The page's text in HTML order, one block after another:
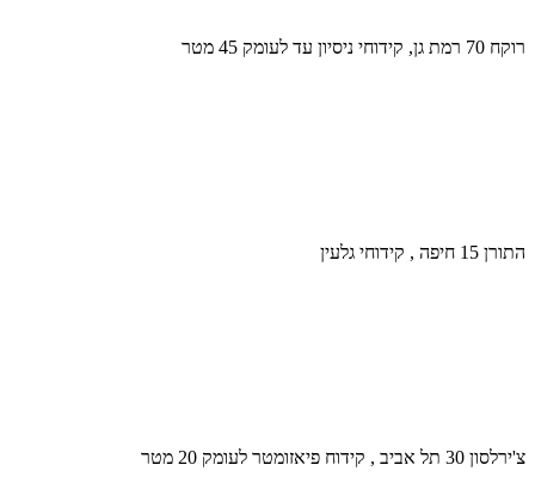
רוקח 70 רמת גן, קידוחי ניסיון עד לעומק 45 מטר
התורן 15 חיפה , קידוחי גלעין
צ'ירלסון 30 תל אביב , קידוח פיאזומטר לעומק 20 מטר